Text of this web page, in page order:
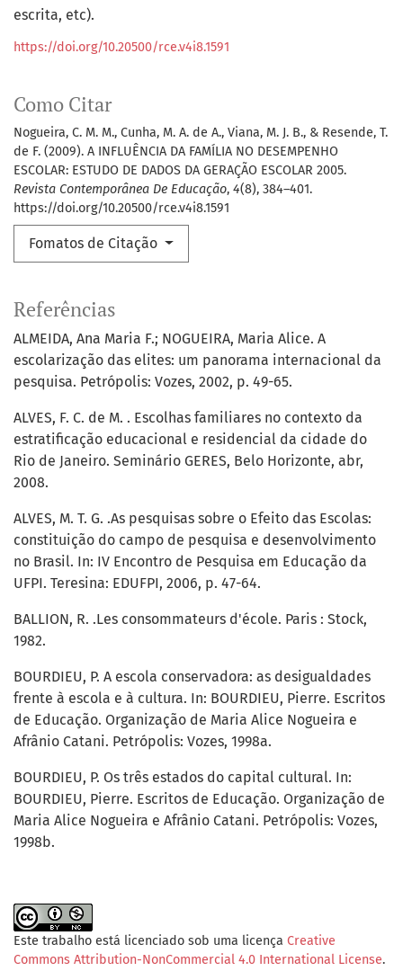
Como Citar
Nogueira, C. M. M., Cunha, M. A. de A., Viana, M. J. B., & Resende, T.
de F. (2009). A INFLUÊNCIA DA FAMÍLIA NO DESEMPENHO
ESCOLAR: ESTUDO DE DADOS DA GERAÇÃO ESCOLAR 2005.
Revista Contemporânea De Educação, 4(8), 384–401.
https://doi.org/10.20500/rce.v4i8.1591
Fomatos de Citação
escrita, etc).
https://doi.org/10.20500/rce.v4i8.1591
Referências
ALMEIDA, Ana Maria F.; NOGUEIRA, Maria Alice. A
escolarização das elites: um panorama internacional da
pesquisa. Petrópolis: Vozes, 2002, p. 49-65.
ALVES, F. C. de M. . Escolhas familiares no contexto da
estratificação educacional e residencial da cidade do
Rio de Janeiro. Seminário GERES, Belo Horizonte, abr,
2008.
ALVES, M. T. G. .As pesquisas sobre o Efeito das Escolas:
constituição do campo de pesquisa e desenvolvimento
no Brasil. In: IV Encontro de Pesquisa em Educação da
UFPI. Teresina: EDUFPI, 2006, p. 47-64.
BALLION, R. .Les consommateurs d'école. Paris : Stock,
1982.
BOURDIEU, P. A escola conservadora: as desigualdades
frente à escola e à cultura. In: BOURDIEU, Pierre. Escritos
de Educação. Organização de Maria Alice Nogueira e
Afrânio Catani. Petrópolis: Vozes, 1998a.
BOURDIEU, P. Os três estados do capital cultural. In:
BOURDIEU, Pierre. Escritos de Educação. Organização de
Maria Alice Nogueira e Afrânio Catani. Petrópolis: Vozes,
1998b.
Este trabalho está licenciado sob uma licença Creative
Commons Attribution-NonCommercial 4.0 International License.